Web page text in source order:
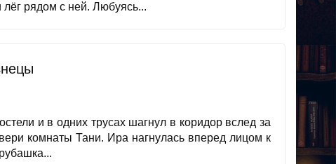
рядом с ней. Любуясь...
и в одних трусах шагнул в коридор вслед за
комнаты Тани. Ира нагнулась вперед лицом к